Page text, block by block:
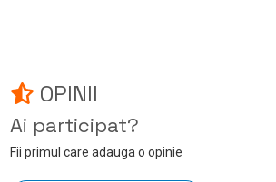
OPINII
Ai participat?
Fii primul care adauga o opinie